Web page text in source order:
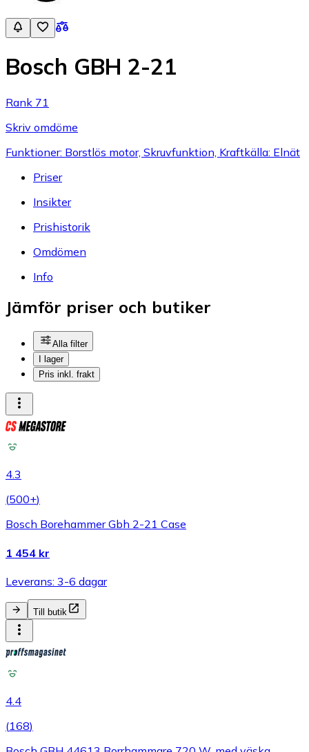
Bosch GBH 2-21
Rank 71
Skriv omdöme
Funktioner: Borstlös motor, Skruvfunktion, Kraftkälla: Elnät
Priser
Insikter
Prishistorik
Omdömen
Info
Jämför priser och butiker
Alla filter
I lager
Pris inkl. frakt
4.3
(500+)
Bosch Borehammer Gbh 2-21 Case
1 454 kr
Leverans: 3-6 dagar
Till butik
4.4
(168)